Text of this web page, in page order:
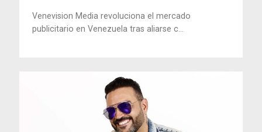
Venevision Media revoluciona el mercado
publicitario en Venezuela tras aliarse c...